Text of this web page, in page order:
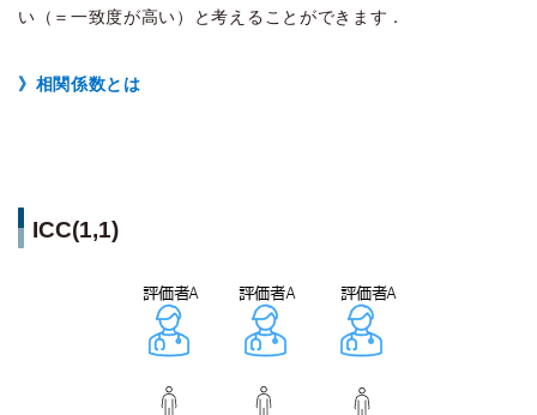
い（＝一致度が高い）と考えることができます．
》相関係数とは
ICC(1,1)